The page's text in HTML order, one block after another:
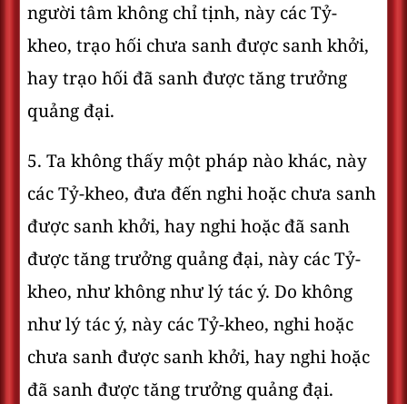
người tâm không chỉ tịnh, này các Tỷ-
kheo, trạo hối chưa sanh được sanh khởi,
hay trạo hối đã sanh được tăng trưởng
quảng đại.
5. Ta không thấy một pháp nào khác, này
các Tỷ-kheo, đưa đến nghi hoặc chưa sanh
được sanh khởi, hay nghi hoặc đã sanh
được tăng trưởng quảng đại, này các Tỷ-
kheo, như không như lý tác ý. Do không
như lý tác ý, này các Tỷ-kheo, nghi hoặc
chưa sanh được sanh khởi, hay nghi hoặc
đã sanh được tăng trưởng quảng đại.